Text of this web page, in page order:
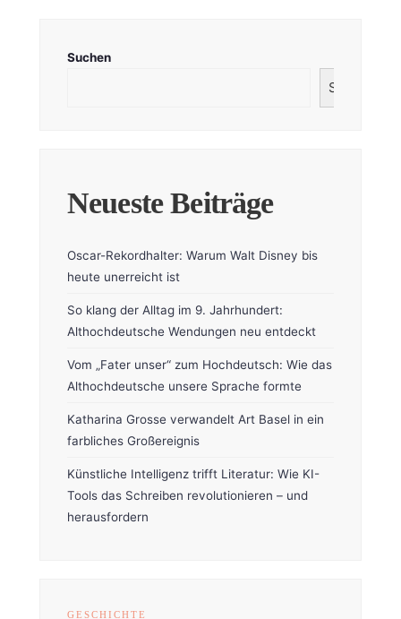
Suchen
Suchen
Neueste Beiträge
Oscar-Rekordhalter: Warum Walt Disney bis
heute unerreicht ist
So klang der Alltag im 9. Jahrhundert:
Althochdeutsche Wendungen neu entdeckt
Vom „Fater unser“ zum Hochdeutsch: Wie das
Althochdeutsche unsere Sprache formte
Katharina Grosse verwandelt Art Basel in ein
farbliches Großereignis
Künstliche Intelligenz trifft Literatur: Wie KI-
Tools das Schreiben revolutionieren – und
herausfordern
GESCHICHTE